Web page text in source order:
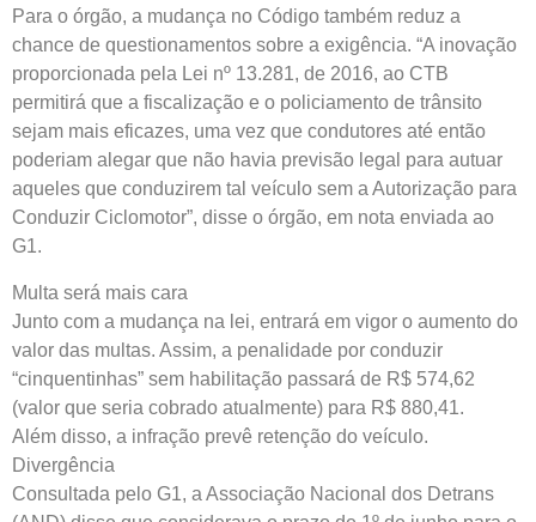
Para o órgão, a mudança no Código também reduz a
chance de questionamentos sobre a exigência. “A inovação
proporcionada pela Lei nº 13.281, de 2016, ao CTB
permitirá que a fiscalização e o policiamento de trânsito
sejam mais eficazes, uma vez que condutores até então
poderiam alegar que não havia previsão legal para autuar
aqueles que conduzirem tal veículo sem a Autorização para
Conduzir Ciclomotor”, disse o órgão, em nota enviada ao
G1.
Multa será mais cara
Junto com a mudança na lei, entrará em vigor o aumento do
valor das multas. Assim, a penalidade por conduzir
“cinquentinhas” sem habilitação passará de R$ 574,62
(valor que seria cobrado atualmente) para R$ 880,41.
Além disso, a infração prevê retenção do veículo.
Divergência
Consultada pelo G1, a Associação Nacional dos Detrans